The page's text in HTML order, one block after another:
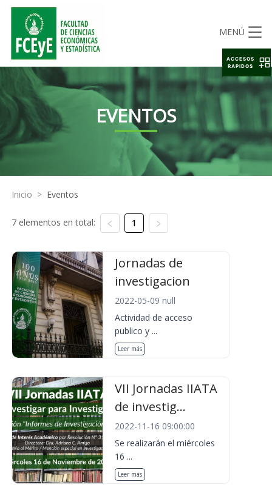
MENÚ
EVENTOS
Inicio > Eventos
7 elementos en total: 1
Jornadas de
investigacion
2022-05-09 null
Actividad de acceso
publico y ...
Leer más
VII Jornadas IIATA
de investig...
2022-11-16 09:00:00
Se realizarán el miércoles
16 ...
Leer más
ACCESOS
RAPIDOS